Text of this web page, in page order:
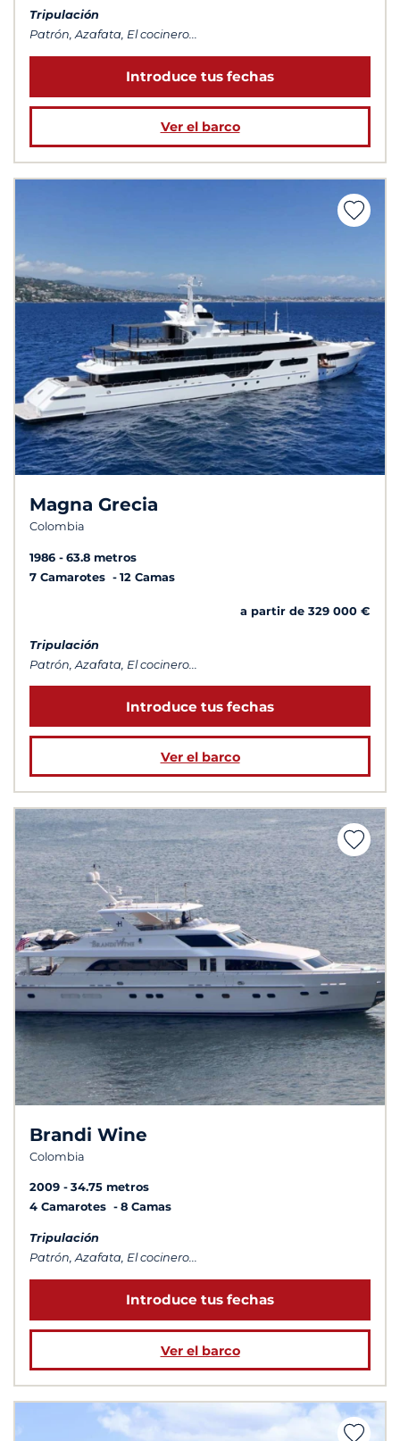
Tripulación
Patrón, Azafata, El cocinero...
Introduce tus fechas
Ver el barco
Magna Grecia
Colombia
1986
63.8 metros
7 Camarotes
12 Camas
a partir de 329 000 €
Tripulación
Patrón, Azafata, El cocinero...
Introduce tus fechas
Ver el barco
Brandi Wine
Colombia
2009
34.75 metros
4 Camarotes
8 Camas
Tripulación
Patrón, Azafata, El cocinero...
Introduce tus fechas
Ver el barco